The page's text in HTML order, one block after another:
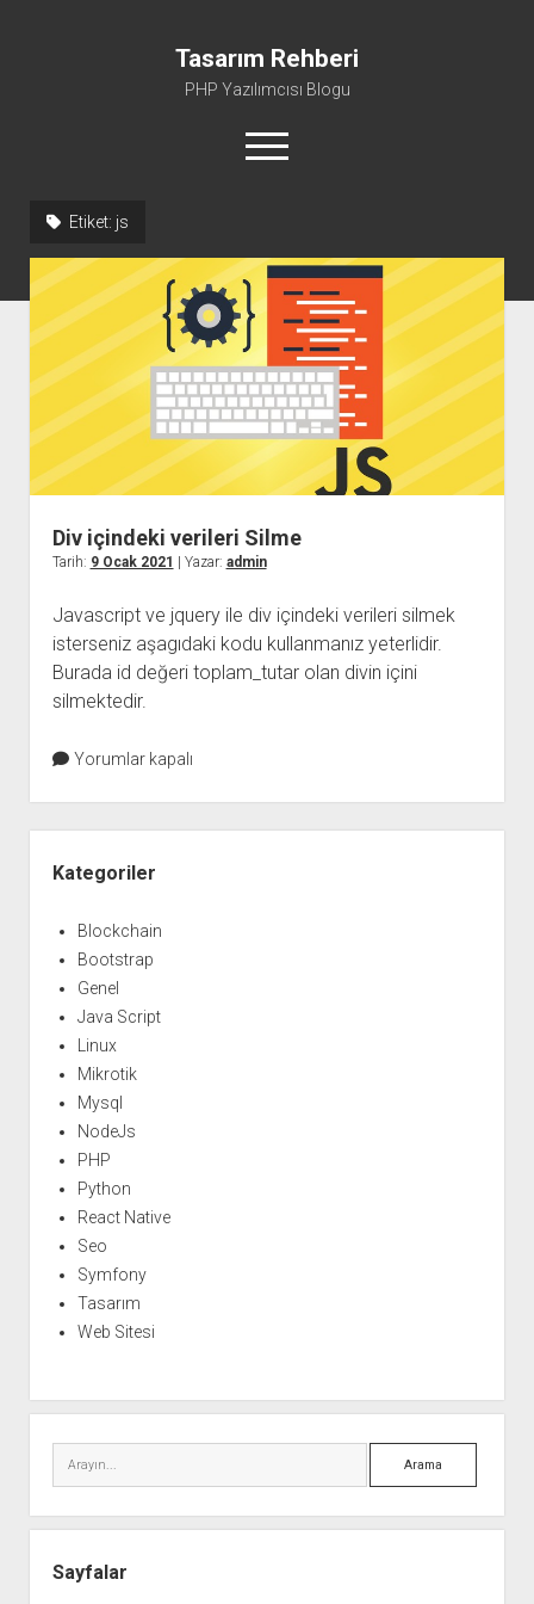
Tasarım Rehberi
PHP Yazılımcısı Blogu
menüyü
aç
Hakkımda
Etiket: js
Div içindeki verileri Silme
Tarih: 9 Ocak 2021 | Yazar: admin
Javascript ve jquery ile div içindeki verileri silmek
isterseniz aşagıdaki kodu kullanmanız yeterlidir.
Burada id değeri toplam_tutar olan divin içini
silmektedir.
Yorumlar kapalı
Menü
Kategoriler
Blockchain
Bootstrap
Genel
Java Script
Linux
Mikrotik
Mysql
NodeJs
PHP
Python
React Native
Seo
Symfony
Tasarım
Web Sitesi
Arama
Sayfalar